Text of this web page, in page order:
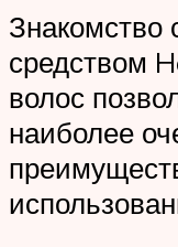
средством
волос
наиболее